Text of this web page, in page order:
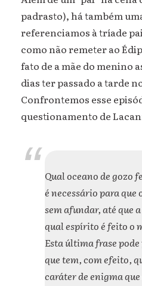
padrasto), há também
referenciamos à tríade
como não remeter ao
fato de a mãe do menino
dias ter passado a tarde
Confrontemos esse
questionamento de
Qual oceano de gozo
é necessário para que
sem afundar, até que
qual espírito é feito o
Esta última frase
que tem, com efeito,
caráter de enigma